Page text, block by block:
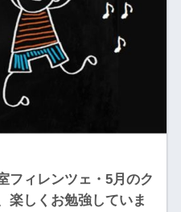
フィレンツェ・5月のク
楽しくお勉強していま